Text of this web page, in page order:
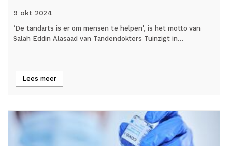
9 okt 2024
‘De tandarts is er om mensen te helpen', is het motto van
Salah Eddin Alasaad van Tandendokters Tuinzigt in…
Lees meer